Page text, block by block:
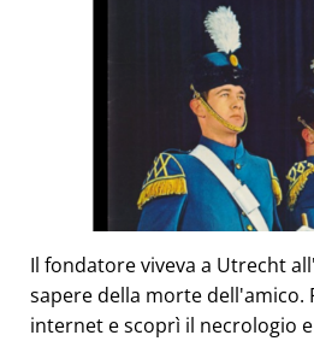
Il fondatore viveva a Utrecht
sapere della morte dell'amico.
internet e scoprì il necrologio